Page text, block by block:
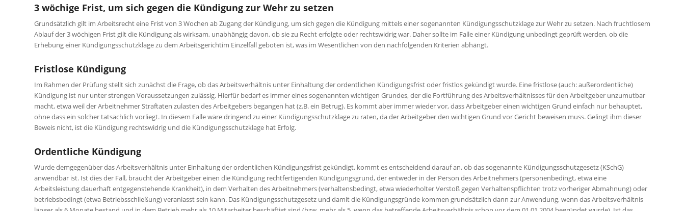
3 wöchige Frist, um sich gegen die Kündigung zur Wehr zu setzen
Grundsätzlich gilt im Arbeitsrecht eine Frist von 3 Wochen ab Zugang der Kündigung, um sich gegen die Kündigung mittels einer sogenannten Kündigungsschutzklage zur Wehr zu setzen. Nach fruchtlosem
Ablauf der 3 wöchigen Frist gilt die Kündigung als wirksam, unabhängig davon, ob sie zu Recht erfolgte oder rechtswidrig war. Daher sollte im Falle einer Kündigung unbedingt geprüft werden, ob die
Erhebung einer Kündigungsschutzklage zu dem Arbeitsgerichtim Einzelfall geboten ist, was im Wesentlichen von den nachfolgenden Kriterien abhängt.
Fristlose Kündigung
Im Rahmen der Prüfung stellt sich zunächst die Frage, ob das Arbeitsverhältnis unter Einhaltung der ordentlichen Kündigungsfrist oder fristlos gekündigt wurde. Eine fristlose (auch: außerordentliche)
Kündigung ist nur unter strengen Voraussetzungen zulässig. Hierfür bedarf es immer eines sogenannten wichtigen Grundes, der die Fortführung des Arbeitsverhältnisses für den Arbeitgeber unzumutbar
macht, etwa weil der Arbeitnehmer Straftaten zulasten des Arbeitgebers begangen hat (z.B. ein Betrug). Es kommt aber immer wieder vor, dass Arbeitgeber einen wichtigen Grund einfach nur behauptet,
ohne dass ein solcher tatsächlich vorliegt. In diesem Falle wäre dringend zu einer Kündigungsschutzklage zu raten, da der Arbeitgeber den wichtigen Grund vor Gericht beweisen muss. Gelingt ihm dieser
Beweis nicht, ist die Kündigung rechtswidrig und die Kündigungsschutzklage hat Erfolg.
Ordentliche Kündigung
Wurde demgegenüber das Arbeitsverhältnis unter Einhaltung der ordentlichen Kündigungsfrist gekündigt, kommt es entscheidend darauf an, ob das sogenannte Kündigungsschutzgesetz (KSchG)
anwendbar ist. Ist dies der Fall, braucht der Arbeitgeber einen die Kündigung rechtfertigenden Kündigungsgrund, der entweder in der Person des Arbeitnehmers (personenbedingt, etwa eine
Arbeitsleistung dauerhaft entgegenstehende Krankheit), in dem Verhalten des Arbeitnehmers (verhaltensbedingt, etwa wiederholter Verstoß gegen Verhaltenspflichten trotz vorheriger Abmahnung) oder
betriebsbedingt (etwa Betriebsschließung) veranlasst sein kann. Das Kündigungsschutzgesetz und damit die Kündigungsgründe kommen grundsätzlich dann zur Anwendung, wenn das Arbeitsverhältnis